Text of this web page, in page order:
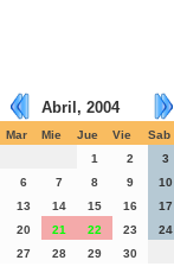
Abril, 2004
Mar Mie Jue Vie Sab
1
2 3
6 7 8 9 10
13 14 15 16 17
20 21 22 23 24
27 28 29 30